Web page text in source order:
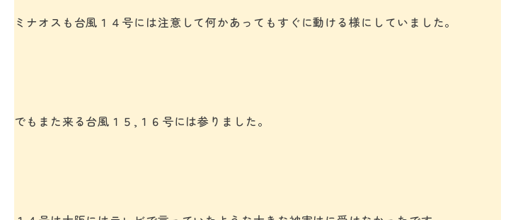
ミナオスも台風１４号には注意して何かあってもすぐに動ける様にしていました。
でもまた来る台風１５,１６号には参りました。